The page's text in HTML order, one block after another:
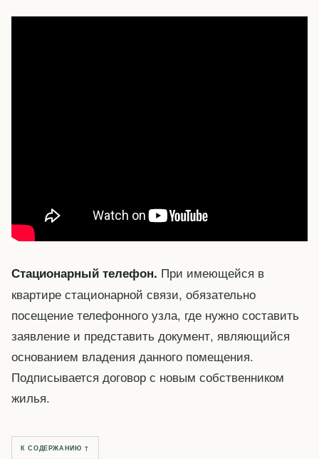
Стационарный телефон. При имеющейся в
квартире стационарной связи, обязательно
посещение телефонного узла, где нужно составить
заявление и представить документ, являющийся
основанием владения данного помещения.
Подписывается договор с новым собственником
жилья.
К СОДЕРЖАНИЮ ↑